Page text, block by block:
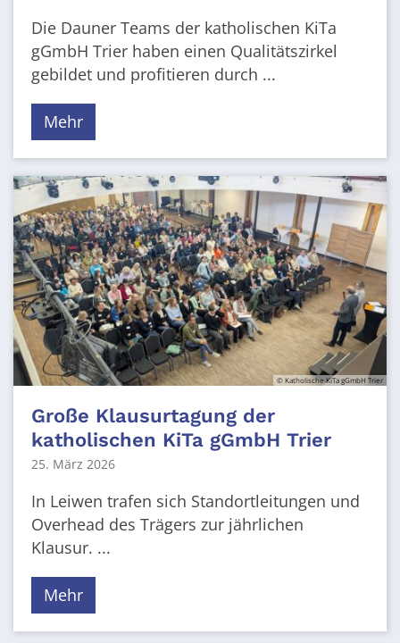
Die Dauner Teams der katholischen KiTa
gGmbH Trier haben einen Qualitätszirkel
gebildet und profitieren durch ...
Mehr
© Katholische KiTa gGmbH Trier
Große Klausurtagung der
katholischen KiTa gGmbH Trier
25. März 2026
In Leiwen trafen sich Standortleitungen und
Overhead des Trägers zur jährlichen
Klausur. ...
Mehr